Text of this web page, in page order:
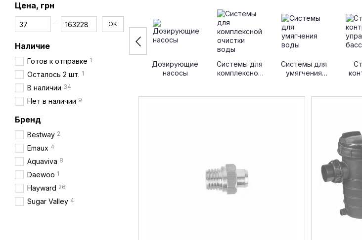
Дозирующие
насосы
Системы для
комплексной
Системы для
умягчения
Цена, грн
От Цена, грн
До Цена, грн OK
Наличие
Готов к отправке 1
Осталось 2 шт. 1
В наличии 34
Нет в наличии 9
Бренд
Bestway 2
Emaux 4
Aquaviva 8
Daewoo 1
Hayward 26
Sugar Valley 4